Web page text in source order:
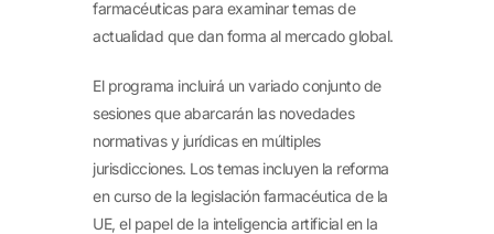
farmacéuticas para examinar temas de
actualidad que dan forma al mercado global.
El programa incluirá un variado conjunto de
sesiones que abarcarán las novedades
normativas y jurídicas en múltiples
jurisdicciones. Los temas incluyen la reforma
en curso de la legislación farmacéutica de la
UE, el papel de la inteligencia artificial en la